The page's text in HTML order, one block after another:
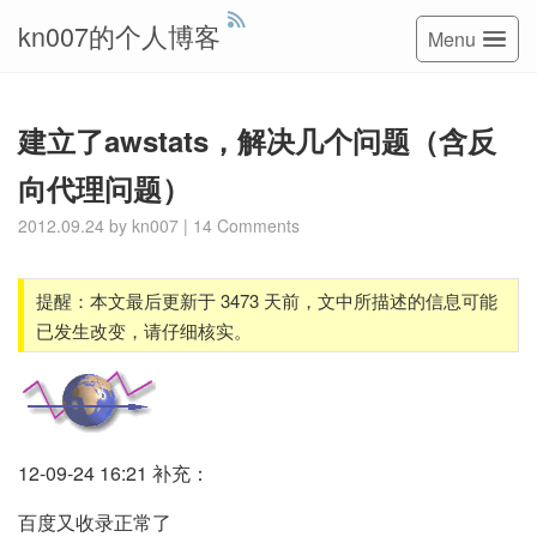
kn007的个人博客 Menu
建立了awstats，解决几个问题（含反
向代理问题）
2012.09.24 by kn007 | 14 Comments
提醒：本文最后更新于 3473 天前，文中所描述的信息可能
已发生改变，请仔细核实。
12-09-24 16:21 补充：
百度又收录正常了